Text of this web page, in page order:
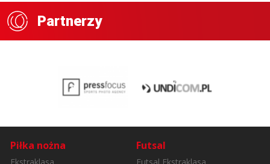
Partnerzy
Piłka nożna Futsal